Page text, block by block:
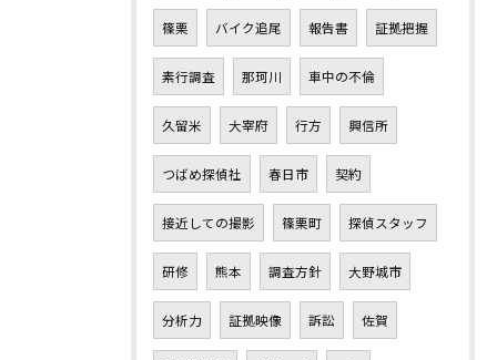
篠栗 バイク追尾 報告書 証拠把握
素行調査 那珂川 車中の不倫
久留米 大宰府 行方 興信所
つばめ探偵社 春日市 契約
接近しての撮影 篠栗町 探偵スタッフ
研修 熊本 調査方針 大野城市
分析力 証拠映像 訴訟 佐賀